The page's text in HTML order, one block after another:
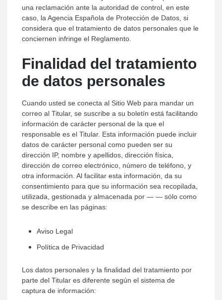
una reclamación ante la autoridad de control, en este
caso, la Agencia Española de Protección de Datos, si
considera que el tratamiento de datos personales que le
conciernen infringe el Reglamento.
Finalidad del tratamiento
de datos personales
Cuando usted se conecta al Sitio Web para mandar un
correo al Titular, se suscribe a su boletín está facilitando
información de carácter personal de la que el
responsable es el Titular. Esta información puede incluir
datos de carácter personal como pueden ser su
dirección IP, nombre y apellidos, dirección física,
dirección de correo electrónico, número de teléfono, y
otra información. Al facilitar esta información, da su
consentimiento para que su información sea recopilada,
utilizada, gestionada y almacenada por — — sólo como
se describe en las páginas:
Aviso Legal
Política de Privacidad
Los datos personales y la finalidad del tratamiento por
parte del Titular es diferente según el sistema de
captura de información: